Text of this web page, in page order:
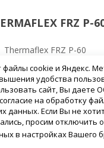
FRZ P-
Thermaflex FRZ P-60
654
934
В корзину
файлы cookie и Яндекс.
удобства
сайт, Вы даете
согласие на обработку
данных. Если Вы не
просим отключить
в настройках Вашего